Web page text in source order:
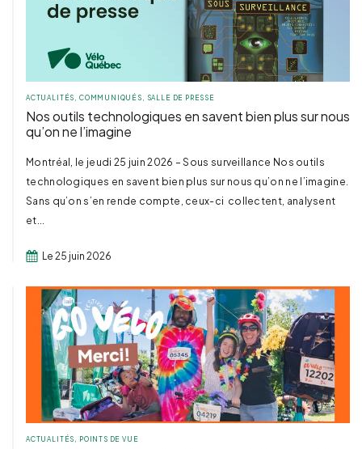
ACTUALITÉS, COMMUNIQUÉS, SALLE DE PRESSE
Nos outils technologiques en savent bien plus sur nous
qu’on ne l’imagine
Montréal, le jeudi 25 juin 2026 – Sous surveillance Nos outils
technologiques en savent bien plus sur nous qu’on ne l’imagine.
Sans qu’on s’en rende compte, ceux-ci collectent, analysent
et...
Le 25 juin 2026
ACTUALITÉS POINTS DE VUE